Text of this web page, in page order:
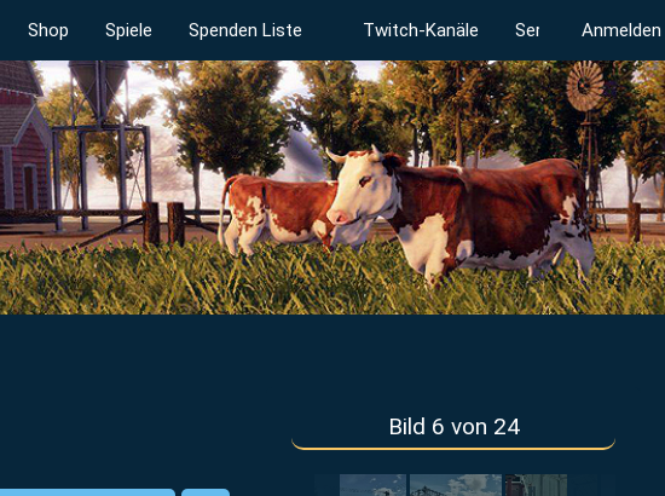
Shop Spiele Spenden Liste Twitch-Kanäle ServerstatusAnmelden
Bild 6 von 24